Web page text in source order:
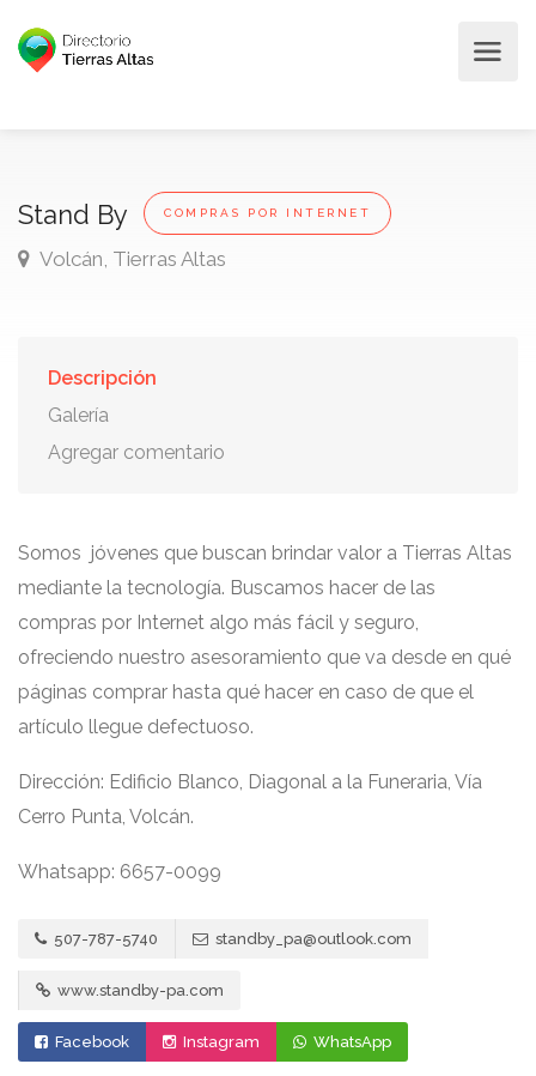
Stand By COMPRAS POR INTERNET
Volcán, Tierras Altas
Descripción
Galería
Agregar comentario
Somos jóvenes que buscan brindar valor a Tierras Altas
mediante la tecnología. Buscamos hacer de las
compras por Internet algo más fácil y seguro,
ofreciendo nuestro asesoramiento que va desde en qué
páginas comprar hasta qué hacer en caso de que el
artículo llegue defectuoso.​
Dirección: Edificio Blanco, Diagonal a la Funeraria, Vía
Cerro Punta, Volcán.
Whatsapp: 6657-0099
507-787-5740 standby_pa@outlook.com
www.standby-pa.com
Facebook Instagram WhatsApp